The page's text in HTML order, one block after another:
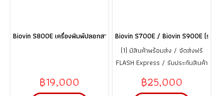
Biovin S800E เครื่องพิมพ์ปลอกสายและสติกเกอร์ Tube Marker Printer
฿19,000
Biovin S700E / Biovin S900E (รุ่น
(1) มีสินค้าพร้อมส่ง / จัดส่งฟรี
FLASH Express / รับประกันสินค้า
คู่มือ)
฿25,000